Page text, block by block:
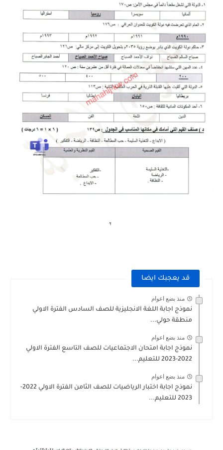
قد يعجبك ايضا
منذ بضع اعوام
نموذج اجابة اللغة الانجليزية للصف السادس الفترة الاولي
منطقة حولي...
منذ بضع اعوام
نموذج اجابة امتحان الاجتماعيات للصف التاسع الفترة الاولي
2022-2023 للتعليم...
منذ بضع اعوام
نموذج اجابة اختبار الرياضيات للصف الثامن الفترة الاولي 2022-
2023 للتعليم...